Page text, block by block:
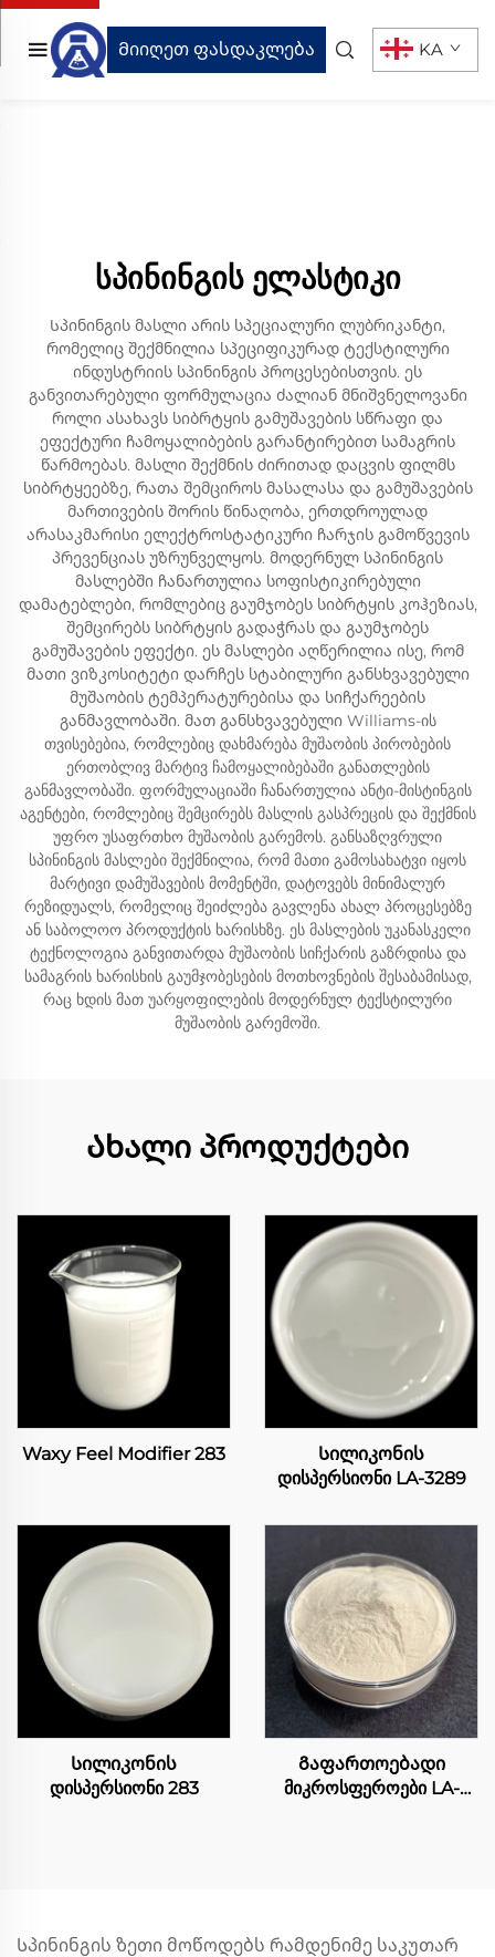
Მიიღეთ ფასდაკლება KA
სპინინგის ელასტიკი
Სპინინგის მასლი არის სპეციალური ლუბრიკანტი,
რომელიც შექმნილია სპეციფიკურად ტექსტილური
ინდუსტრიის სპინინგის პროცესებისთვის. ეს
განვითარებული ფორმულაცია ძალიან მნიშვნელოვანი
როლი ასახავს სიბრტყის გამუშავების სწრაფი და
ეფექტური ჩამოყალიბების გარანტირებით სამაგრის
წარმოებას. მასლი შექმნის ძირითად დაცვის ფილმს
სიბრტყეებზე, რათა შემციროს მასალასა და გამუშავების
მართივების შორის წინაღობა, ერთდროულად
არასაკმარისი ელექტროსტატიკური ჩარჯის გამოწვევის
პრევენციას უზრუნველყოს. მოდერნულ სპინინგის
მასლებში ჩანართულია სოფისტიკირებული
დამატებლები, რომლებიც გაუმჯობეს სიბრტყის კოჰეზიას,
შემცირებს სიბრტყის გადაჭრას და გაუმჯობეს
გამუშავების ეფექტი. ეს მასლები აღწერილია ისე, რომ
მათი ვიზკოსიტეტი დარჩეს სტაბილური განსხვავებული
მუშაობის ტემპერატურებისა და სიჩქარეების
განმავლობაში. მათ განსხვავებული Williams-ის
თვისებებია, რომლებიც დახმარება მუშაობის პირობების
ერთობლივ მარტივ ჩამოყალიბებაში განათლების
განმავლობაში. ფორმულაციაში ჩანართულია ანტი-მისტინგის
აგენტები, რომლებიც შემცირებს მასლის გასპრეცის და შექმნის
უფრო უსაფრთხო მუშაობის გარემოს. განსაზღვრული
სპინინგის მასლები შექმნილია, რომ მათი გამოსახატვი იყოს
მარტივი დამუშავების მომენტში, დატოვებს მინიმალურ
რეზიდუალს, რომელიც შეიძლება გავლენა ახალ პროცესებზე
ან საბოლოო პროდუქტის ხარისხზე. ეს მასლების უკანასკელი
ტექნოლოგია განვითარდა მუშაობის სიჩქარის გაზრდისა და
სამაგრის ხარისხის გაუმჯობესების მოთხოვნების შესაბამისად,
რაც ხდის მათ უარყოფილების მოდერნულ ტექსტილური
მუშაობის გარემოში.
Ახალი პროდუქტები
Waxy Feel Modifier 283
Სილიკონის
დისპერსიონი LA-3289
Სილიკონის
დისპერსიონი 283
Გაფართოებადი
მიკროსფეროები LA-
Სპინინგის ზეთი მოწოდებს რამდენიმე საკუთარ